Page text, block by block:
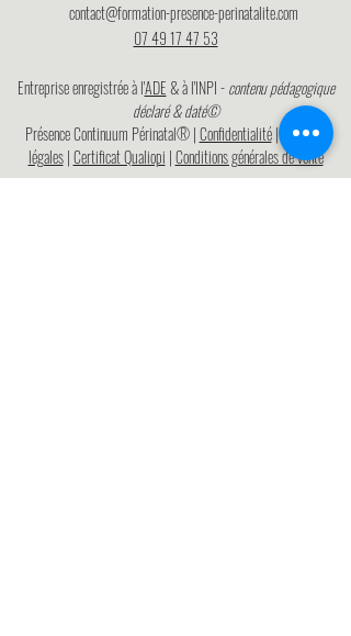
contact@formation-presence-perinatalite.com
07 49 17 47 53
Entrepriseenregistréeà l'ADE& à l'INPI -contenu pédagogique
déclaré & daté©
Présence Continuum Périnatal® |Confidentialité| Mentions
légales|Certificat Qualiopi |Conditions générales de vente